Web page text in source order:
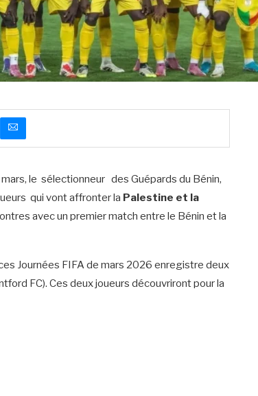
le sélectionneur des Guépards du Bénin,
qui vont affronter la Palestine et la
avec un premier match entre le Bénin et la
Journées FIFA de mars 2026 enregistre deux
FC). Ces deux joueurs découvriront pour la